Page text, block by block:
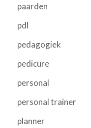
paarden
pdl
pedagogiek
pedicure
personal
personal trainer
planner